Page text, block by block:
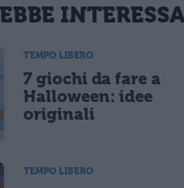
questo commento dai il consenso
l' informativa sulla privacy
dei miei dati da parte di terzi per
TEMPO LIBERO
7 giochi da fare a
Halloween: idee
originali
TEMPO LIBERO